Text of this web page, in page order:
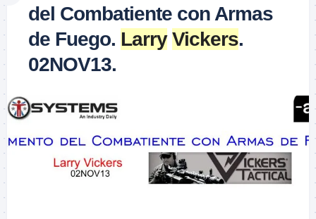
del Combatiente con Armas
de Fuego. Larry Vickers.
02NOV13.